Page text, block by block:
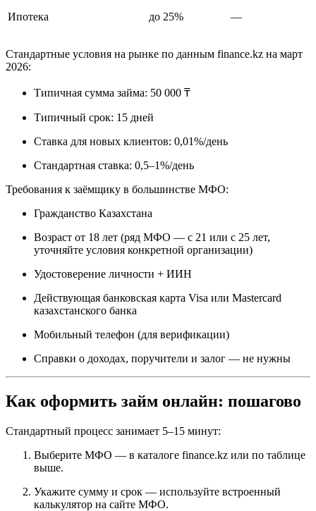
Ипотека до 25% —
Стандартные условия на рынке по данным finance.kz на март
2026:​
Типичная сумма займа: 50 000 ₸
Типичный срок: 15 дней
Ставка для новых клиентов: 0,01%/день
Стандартная ставка: 0,5–1%/день
Требования к заёмщику в большинстве МФО:
Гражданство Казахстана
Возраст от 18 лет (ряд МФО — с 21 или с 25 лет,
уточняйте условия конкретной организации)
Удостоверение личности + ИИН
Действующая банковская карта Visa или Mastercard
казахстанского банка
Мобильный телефон (для верификации)
Справки о доходах, поручители и залог — не нужны
Как оформить займ онлайн: пошагово
Стандартный процесс занимает 5–15 минут:​
Выберите МФО — в каталоге finance.kz или по таблице
выше.
Укажите сумму и срок — используйте встроенный
калькулятор на сайте МФО.